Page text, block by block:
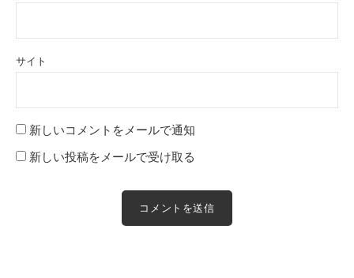
サイト
新しいコメントをメールで通知
新しい投稿をメールで受け取る